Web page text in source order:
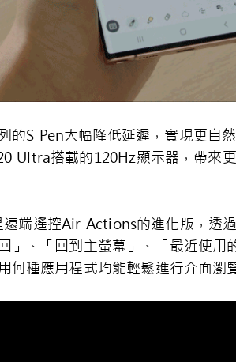
S Pen大幅降低延遲，實現更自
Ultra搭載的120Hz顯示器，帶來
端遙控Air Actions的進化版，透
」、「回到主螢幕」、「最近使
種應用程式均能輕鬆進行介面瀏